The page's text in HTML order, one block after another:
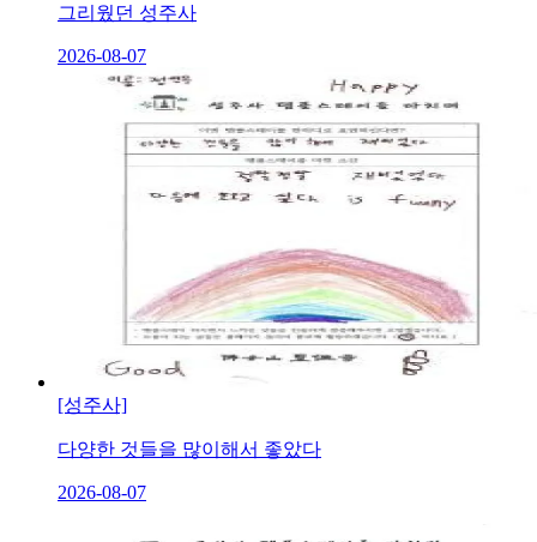
그리웠던 성주사
2026-08-07
[성주사]
다양한 것들을 많이해서 좋았다
2026-08-07